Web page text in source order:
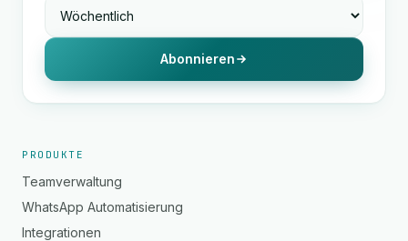
Abonnieren
PRODUKTE
Teamverwaltung
WhatsApp Automatisierung
Integrationen